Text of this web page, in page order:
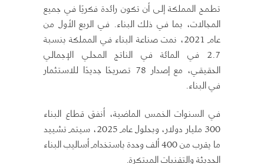
تطمح المملكة إلى أن تكون رائدة فكريًا في جميع
المجالات، بما في ذلك البناء. في الربع الأول من
عام 2021، نمت صناعة البناء في المملكة بنسبة
2.7 في المائة في الناتج المحلي الإجمالي
الحقيقي، مع إصدار 78 تصريحًا جديدًا للاستثمار
في البناء.
في السنوات الخمس الماضية، أنفق قطاع البناء
300 مليار دولار، وبحلول عام 2025، سيتم تشييد
ما يقرب من 400 ألف وحدة باستخدام أساليب البناء
الحديثة والتقنيات المبتكرة.